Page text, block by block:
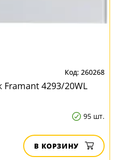
260268
Framant 4293/20WL
95 шт.
В КОРЗИНУ